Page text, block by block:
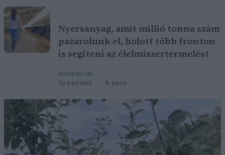
Nyersanyag, amit millió tonna szám
pazarolunk el, holott több fronton
is segíteni az élelmiszertermelést
AGRÁRIUM
Greendex 4 perc